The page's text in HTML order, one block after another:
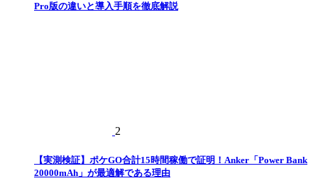
Pro版の違いと導入手順を徹底解説
2
【実測検証】ポケGO合計15時間稼働で証明！Anker「Power Bank
20000mAh」が最適解である理由